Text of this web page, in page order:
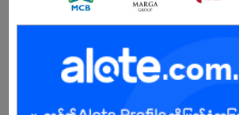
Open To : Male/Female